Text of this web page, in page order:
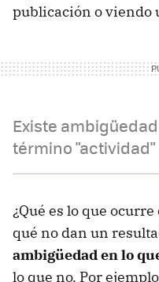
publicación o viendo
Existe
término "actividad"
¿Qué es lo que
qué no dan un
ambigüedad en lo
lo que no. Por